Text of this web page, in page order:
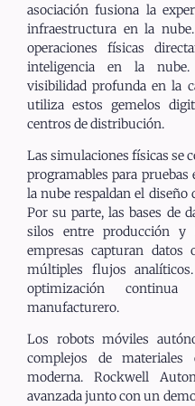
asociación fusiona la
infraestructura en la
operaciones físicas
inteligencia en la nube.
visibilidad profunda en la
utiliza estos gemelos
centros de distribución.
Las simulaciones físicas se
programables para
la nube respaldan el
Por su parte, las bases de
silos entre producción y
empresas capturan
múltiples flujos
optimización
manufacturero.
Los robots móviles
complejos de
moderna. Rockwell
avanzada junto con un